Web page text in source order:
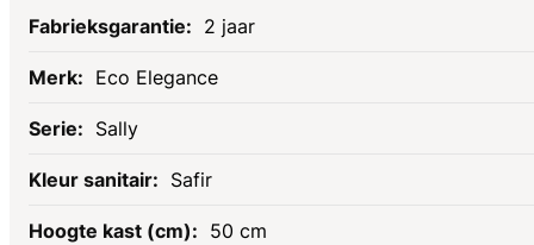
Specificaties
2 jaar
Eco Elegance
Sally
Safir
50 cm